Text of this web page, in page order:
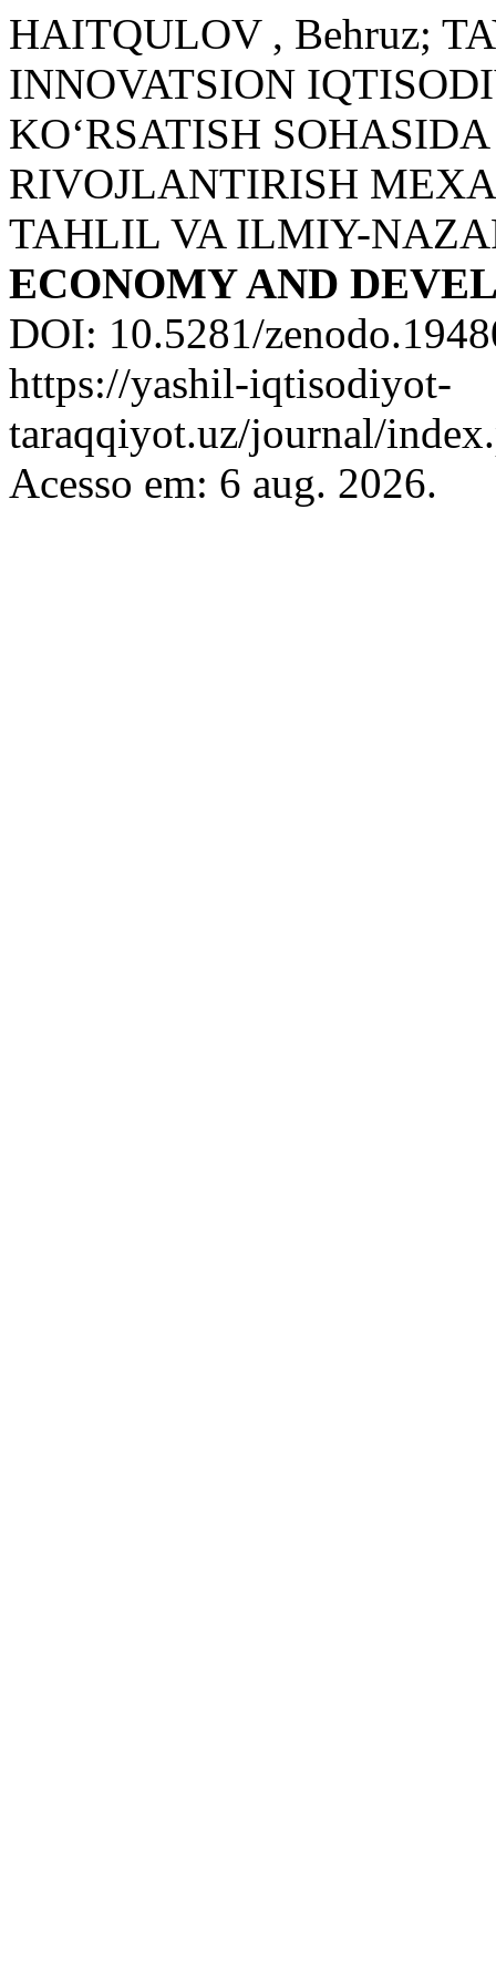
HAITQULOV , Behruz;
INNOVATSION
KO‘RSATISH
RIVOJLANTIRISH
TAHLIL VA ILMIY-
ECONOMY AND
DOI: 10.5281/
https://yashil-iqtisodiyot-
taraqqiyot.uz/journal/
Acesso em: 6 aug. 2026.